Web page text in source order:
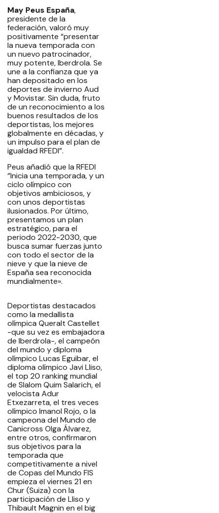
May Peus España,
presidente de la
federación, valoró muy
positivamente “presentar
la nueva temporada con
un nuevo patrocinador,
muy potente, Iberdrola. Se
une a la confianza que ya
han depositado en los
deportes de invierno Aud
y Movistar. Sin duda, fruto
de un reconocimiento a los
buenos resultados de los
deportistas, los mejores
globalmente en décadas, y
un impulso para el plan de
igualdad RFEDI”.
Peus añadió que la RFEDI
“Inicia una temporada, y un
ciclo olímpico con
objetivos ambiciosos, y
con unos deportistas
ilusionados. Por último,
presentamos un plan
estratégico, para el
periodo 2022-2030, que
busca sumar fuerzas junto
con todo el sector de la
nieve y que la nieve de
España sea reconocida
mundialmente».
Deportistas destacados
como la medallista
olímpica Queralt Castellet
-que su vez es embajadora
de Iberdrola-, el campeón
del mundo y diploma
olímpico Lucas Eguibar, el
diploma olímpico Javi Lliso,
el top 20 ranking mundial
de Slalom Quim Salarich, el
velocista Adur
Etxezarreta, el tres veces
olímpico Imanol Rojo, o la
campeona del Mundo de
Canicross Olga Álvarez,
entre otros, confirmaron
sus objetivos para la
temporada que
competitivamente a nivel
de Copas del Mundo FIS
empieza el viernes 21 en
Chur (Suiza) con la
participación de Lliso y
Thibault Magnin en el big